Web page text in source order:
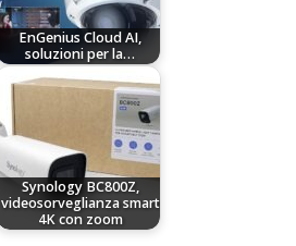
EnGenius Cloud AI,
soluzioni per la…
Synology BC800Z,
videosorveglianza smart
4K con zoom